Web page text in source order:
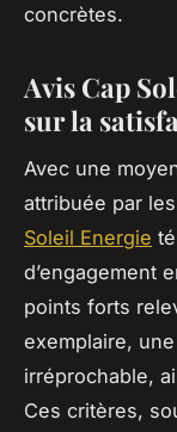
concrètes.
Avis Cap
sur la
Avec une
attribuée par
Soleil Energie
d’engagement
points forts
exemplaire,
irréprochable,
Ces critères,